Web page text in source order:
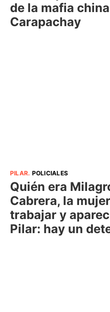
de la mafia
Carapachay
PILAR. POLICIALES
Quién era
Cabrera, la
trabajar y
Pilar: hay un